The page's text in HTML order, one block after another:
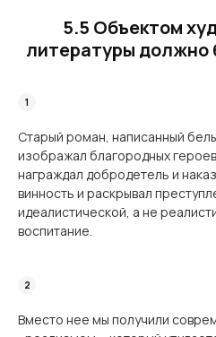
5.5 Объектом
литературы должно
Старый роман, написанный
изображал благородных
награждал добродетель и
винность и раскрывал
идеалистической, а не
воспитание.
Вместо нее мы получили